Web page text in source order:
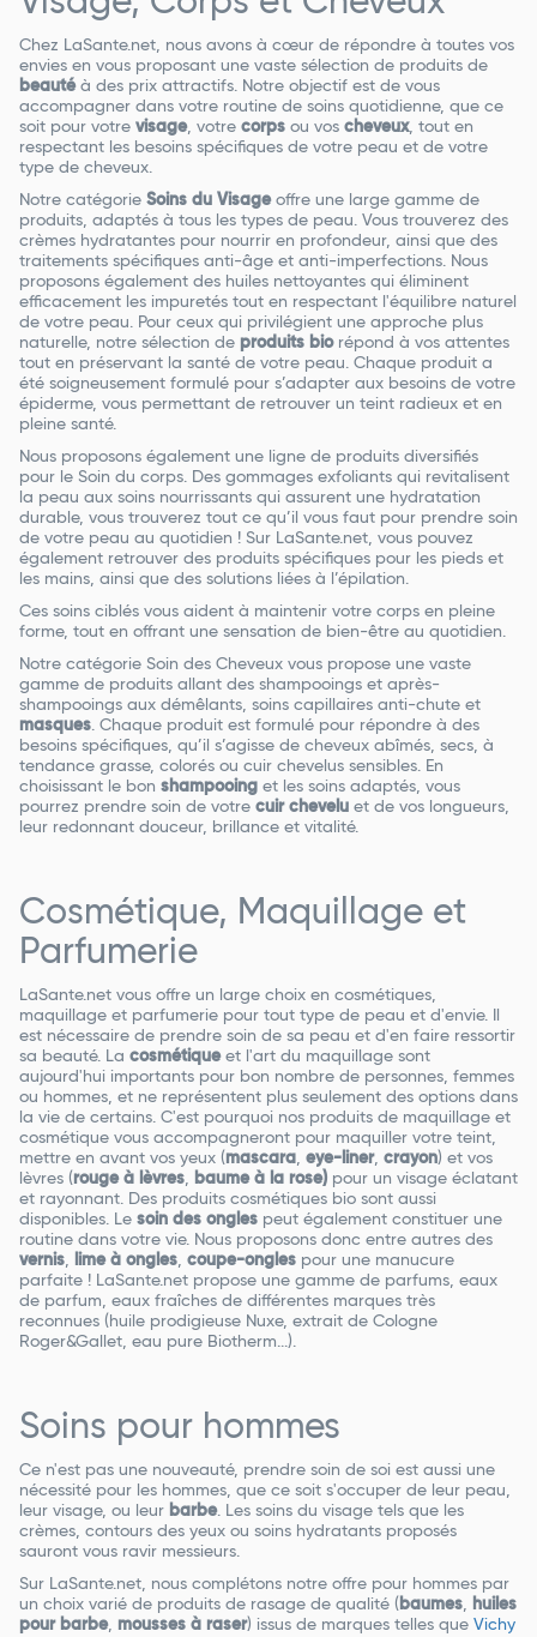
Chez LaSante.net, nous avons à cœur de répondre à toutes vos
envies en vous proposant une vaste sélection de produits de
beautéà des prix attractifs. Notre objectif est de vous
accompagner dans votre routine de soins quotidienne, que ce
soit pour votre visage, votre corps ou vos cheveux, tout en
respectant les besoins spécifiques de votre peau et de votre
type de cheveux.
Notre catégorie Soins du Visageoffre une large gamme de
produits, adaptés à tous les types de peau. Vous trouverez des
crèmes hydratantes pour nourrir en profondeur, ainsi que des
traitements spécifiques anti-âge et anti-imperfections. Nous
proposons également des huiles nettoyantes qui éliminent
efficacement les impuretés tout en respectant l'équilibre naturel
de votre peau. Pour ceux qui privilégient une approche plus
naturelle, notre sélection de produits biorépond à vos attentes
tout en préservant la santé de votre peau. Chaque produit a
été soigneusement formulé pour s’adapter aux besoins de votre
épiderme, vous permettant de retrouver un teint radieux et en
pleine santé.
Nous proposons également une ligne de produits diversifiés
pour le Soin du corps. Des gommages exfoliants qui revitalisent
la peau aux soins nourrissants qui assurent une hydratation
durable, vous trouverez tout ce qu’il vous faut pour prendre soin
de votre peau au quotidien ! Sur LaSante.net, vous pouvez
également retrouver des produits spécifiques pour les pieds et
les mains, ainsi que des solutions liées à l’épilation.
Ces soins ciblés vous aident à maintenir votre corps en pleine
forme, tout en offrant une sensation de bien-être au quotidien.
Notre catégorie Soin des Cheveux vous propose une vaste
gamme de produits allant des shampooings et après-
shampooings aux démêlants, soins capillaires anti-chute et
masques . Chaque produit est formulé pour répondre à des
besoins spécifiques, qu’il s’agisse de cheveux abîmés, secs, à
tendance grasse, colorés ou cuir chevelus sensibles. En
choisissant le bon shampooing et les soins adaptés, vous
pourrez prendre soin de votre cuir chevelu et de vos longueurs,
leur redonnant douceur, brillance et vitalité.
Cosmétique, Maquillage et
Parfumerie
LaSante.net vous offre un large choix en cosmétiques,
maquillage et parfumerie pour tout type de peau et d'envie. Il
est nécessaire de prendre soin de sa peau et d'en faire ressortir
sa beauté. La cosmétiqueet l'art du maquillage sont
aujourd'hui importants pour bon nombre de personnes, femmes
ou hommes, et ne représentent plus seulement des options dans
la vie de certains. C'est pourquoi nos produits de maquillage et
cosmétique vous accompagneront pour maquiller votre teint,
mettre en avant vos yeux (mascara eye-liner, crayon) et vos
lèvres (rouge à lèvres baume à la rose) pour un visage éclatant
et rayonnant. Des produits cosmétiques bio sont aussi
disponibles. Le soin des ongles peut également constituer une
routine dans votre vie. Nous proposons donc entre autres des
vernis
lime à ongles coupe-ongles pour une manucure
parfaite ! LaSante.net propose une gamme de parfums, eaux
de parfum, eaux fraîches de différentes marques très
reconnues (huile prodigieuse Nuxe, extrait de Cologne
Roger&Gallet, eau pure Biotherm...).
Soins pour hommes
Ce n'est pas une nouveauté, prendre soin de soi est aussi une
nécessité pour les hommes, que ce soit s'occuper de leur peau,
leur visage, ou leur barbe. Les soins du visage tels que les
crèmes, contours des yeux ou soins hydratants proposés
sauront vous ravir messieurs.
Sur LaSante.net, nous complétons notre offre pour hommes par
un choix varié de produits de rasage de qualité ( baumes
huiles
pour barbe, mousses à raser) issus de marques telles que Vichy